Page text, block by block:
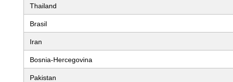
Thailand
Brasil
Iran
Bosnia-Hercegovina
Pakistan